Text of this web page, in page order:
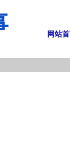
网站